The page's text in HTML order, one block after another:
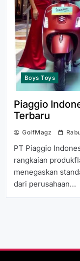
Boys Toys
Piaggio
Terbaru
GolfMagz
PT Piaggio
rangkaian
menegaskan
dari perusahaan…